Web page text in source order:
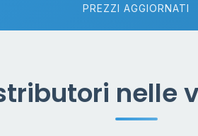
PREZZI AGGIORNATI
nelle